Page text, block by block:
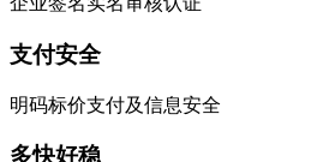
支付安全
明码标价支付及信息安全
多快好稳